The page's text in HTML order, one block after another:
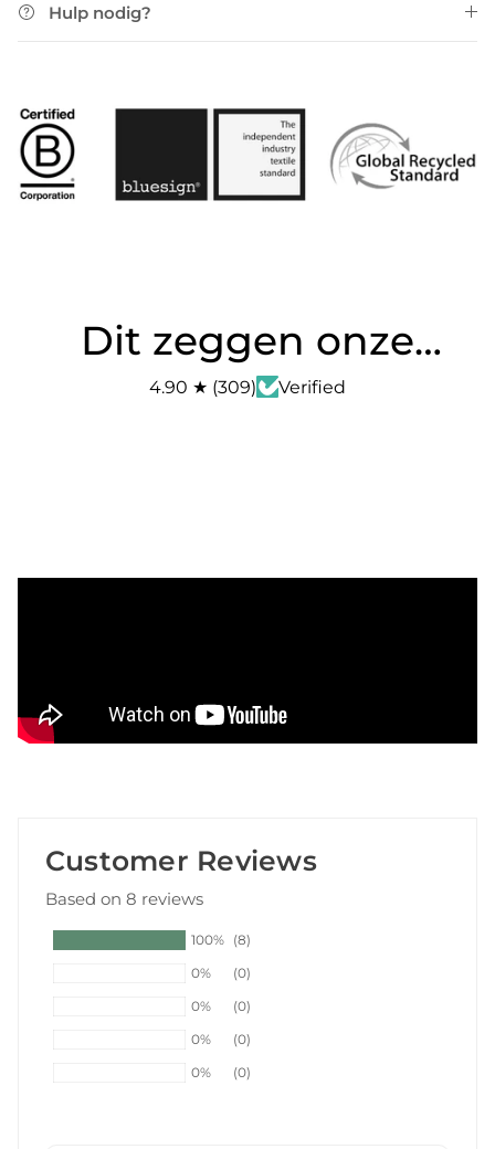
Hulp nodig?
Dit zeggen onze
klanten
4.90 ★ (309) Verified
Customer Reviews
Based on 8 reviews
100% (8)
0%
(0)
0%
(0)
0%
(0)
0%
(0)